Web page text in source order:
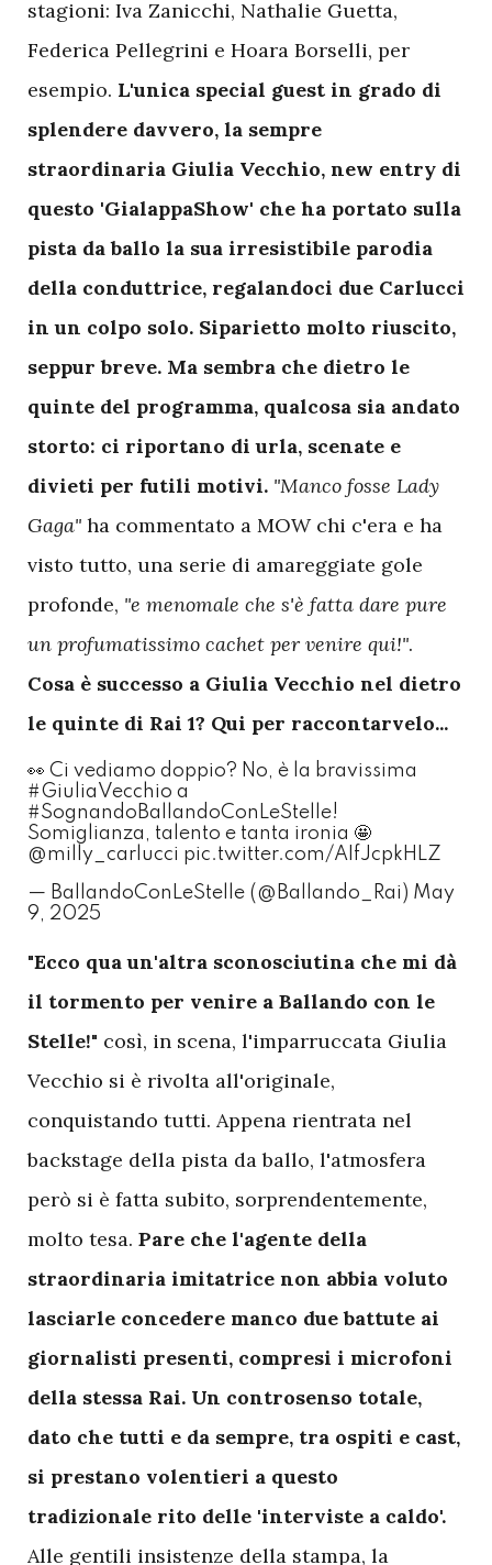
stagioni: Iva Zanicchi, Nathalie Guetta,
Federica Pellegrini e Hoara Borselli, per
esempio. L'unica special guest in grado di
splendere davvero, la sempre
straordinaria Giulia Vecchio, new entry di
questo 'GialappaShow' che ha portato sulla
pista da ballo la sua irresistibile parodia
della conduttrice, regalandoci due Carlucci
in un colpo solo. Siparietto molto riuscito,
seppur breve. Ma sembra che dietro le
quinte del programma, qualcosa sia andato
storto: ci riportano di urla, scenate e
divieti per futili motivi. "Manco fosse Lady
Gaga" ha commentato a MOW chi c'era e ha
visto tutto, una serie di amareggiate gole
profonde, "e menomale che s'è fatta dare pure
un profumatissimo cachet per venire qui!".
Cosa è successo a Giulia Vecchio nel dietro
le quinte di Rai 1? Qui per raccontarvelo...
👀 Ci vediamo doppio? No, è la bravissima
#GiuliaVecchio a
#SognandoBallandoConLeStelle!
Somiglianza, talento e tanta ironia 🤩
@milly_carlucci pic.twitter.com/AIfJcpkHLZ
— BallandoConLeStelle (@Ballando_Rai) May
9, 2025
"Ecco qua un'altra sconosciutina che mi dà
il tormento per venire a Ballando con le
Stelle!" così, in scena, l'imparruccata Giulia
Vecchio si è rivolta all'originale,
conquistando tutti. Appena rientrata nel
backstage della pista da ballo, l'atmosfera
però si è fatta subito, sorprendentemente,
molto tesa. Pare che l'agente della
straordinaria imitatrice non abbia voluto
lasciarle concedere manco due battute ai
giornalisti presenti, compresi i microfoni
della stessa Rai. Un controsenso totale,
dato che tutti e da sempre, tra ospiti e cast,
si prestano volentieri a questo
tradizionale rito delle 'interviste a caldo'.
Alle gentili insistenze della stampa, la